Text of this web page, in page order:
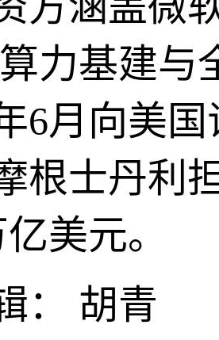
算力基建
6月向美
根士丹利
美元。
： 胡青